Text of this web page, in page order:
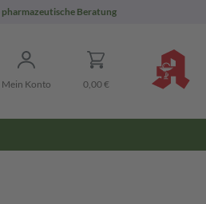
pharmazeutische Beratung
Mein Konto 0,00 €